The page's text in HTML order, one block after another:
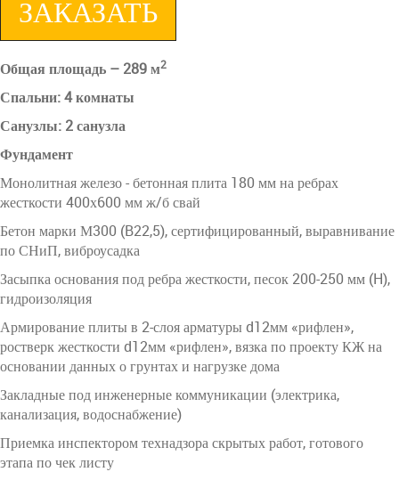
ЗАКАЗАТЬ
Общая площадь – 289 м2
Спальни: 4 комнаты
Санузлы: 2 санузла
Фундамент
Монолитная железо - бетонная плита 180 мм на ребрах
жесткости 400х600 мм ж/б свай
Бетон марки М300 (B22,5), сертифицированный, выравнивание
по СНиП, виброусадка
Засыпка основания под ребра жесткости, песок 200-250 мм (H),
гидроизоляция
Армирование плиты в 2-слоя арматуры d12мм «рифлен»,
ростверк жесткости d12мм «рифлен», вязка по проекту КЖ на
основании данных о грунтах и нагрузке дома
Закладные под инженерные коммуникации (электрика,
канализация, водоснабжение)
Приемка инспектором технадзора скрытых работ, готового
этапа по чек листу